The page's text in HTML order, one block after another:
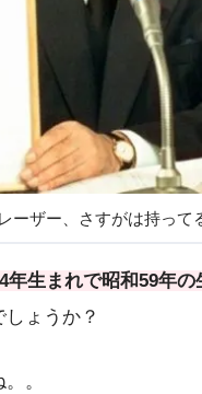
ーザー、さすがは持って
年生まれで昭和59年の
ょうか？
。